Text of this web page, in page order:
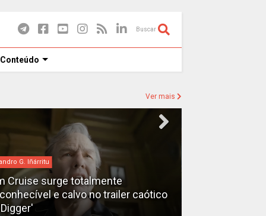
Buscar
Ver mais
G. Iñárritu
Cruise surge totalmente
e calvo no trailer caótico